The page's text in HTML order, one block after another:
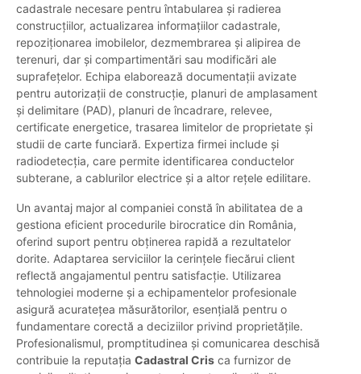
cadastrale necesare pentru întabularea și radierea
construcțiilor, actualizarea informațiilor cadastrale,
repoziționarea imobilelor, dezmembrarea și alipirea de
terenuri, dar și compartimentări sau modificări ale
suprafețelor. Echipa elaborează documentații avizate
pentru autorizații de construcție, planuri de amplasament
și delimitare (PAD), planuri de încadrare, relevee,
certificate energetice, trasarea limitelor de proprietate și
studii de carte funciară. Expertiza firmei include și
radiodetecția, care permite identificarea conductelor
subterane, a cablurilor electrice și a altor rețele edilitare.
Un avantaj major al companiei constă în abilitatea de a
gestiona eficient procedurile birocratice din România,
oferind suport pentru obținerea rapidă a rezultatelor
dorite. Adaptarea serviciilor la cerințele fiecărui client
reflectă angajamentul pentru satisfacție. Utilizarea
tehnologiei moderne și a echipamentelor profesionale
asigură acuratețea măsurătorilor, esențială pentru o
fundamentare corectă a deciziilor privind proprietățile.
Profesionalismul, promptitudinea și comunicarea deschisă
contribuie la reputația Cadastral Cris ca furnizor de